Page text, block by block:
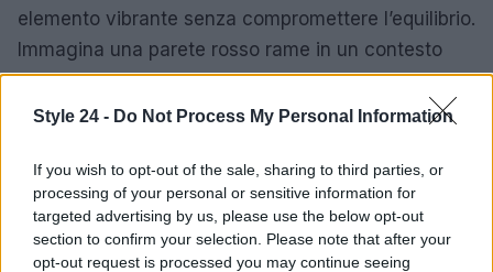
Style 24 - Do Not Process My Personal Information
If you wish to opt-out of the sale, sharing to third parties, or
processing of your personal or sensitive information for
targeted advertising by us, please use the below opt-out
section to confirm your selection. Please note that after your
opt-out request is processed you may continue seeing
elemento vibrante senza compromettere l’equilibrio.
Immagina una parete rosso rame in un contesto
minimalista: diventa subito un punto focale che
racconta una storia visiva unica e duratura. Non
passione alla tua casa?
In conclusione, il 2026 si prospetta ricco di
sfumature che non solo abbelliscono, ma